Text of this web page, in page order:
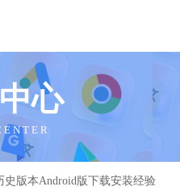
心
N T E R
史版本Android版下载安装经验